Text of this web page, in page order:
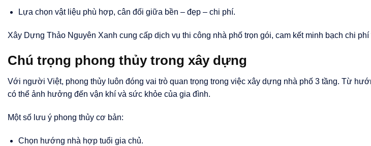
Lựa chọn vật liệu phù hợp, cân đối giữa bền – đẹp – chi phí.
Xây Dựng Thảo Nguyên Xanh cung cấp dịch vụ thi công nhà phố trọn gói, cam kết minh bạch chi
Chú trọng phong thủy trong xây dựng
Với người Việt, phong thủy luôn đóng vai trò quan trọng trong việc xây dựng nhà phố 3 tầng. Từ
có thể ảnh hưởng đến vận khí và sức khỏe của gia đình.
Một số lưu ý phong thủy cơ bản:
Chọn hướng nhà hợp tuổi gia chủ.